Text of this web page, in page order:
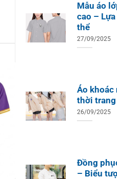
Mẫu áo
cao –
thể
27/09/2025
Áo khoác
thời trang
26/09/2025
Đồng
– Biểu